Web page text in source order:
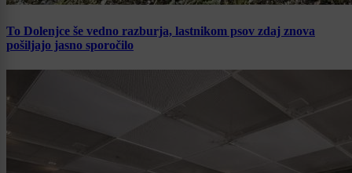
To Dolenjce še vedno razburja, lastnikom psov zdaj znova
pošiljajo jasno sporočilo